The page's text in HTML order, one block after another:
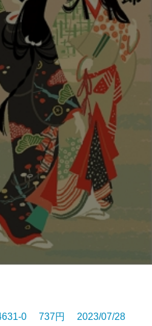
0 737円 2023/07/28